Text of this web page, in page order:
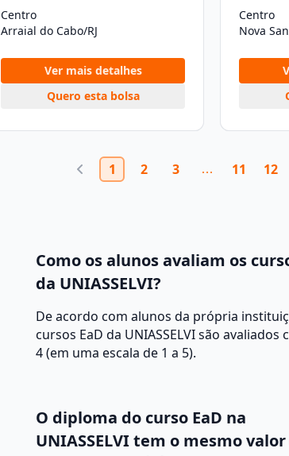
Centro
Arraial do Cabo/RJ
Ver mais detalhes
Quero esta bolsa
Centro
Nova
1 2 3 11 12
Como os alunos avaliam os
da UNIASSELVI?
De acordo com alunos da própria
cursos EaD da UNIASSELVI são avaliados
4 (em uma escala de 1 a 5).
O diploma do curso EaD na
UNIASSELVI tem o mesmo